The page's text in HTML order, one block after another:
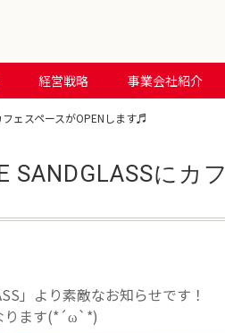
経営戦略 事業会社紹介
ェスペースがOPENします♬
にカフ
」より素敵なお知らせです！
ります(*´ω`*)